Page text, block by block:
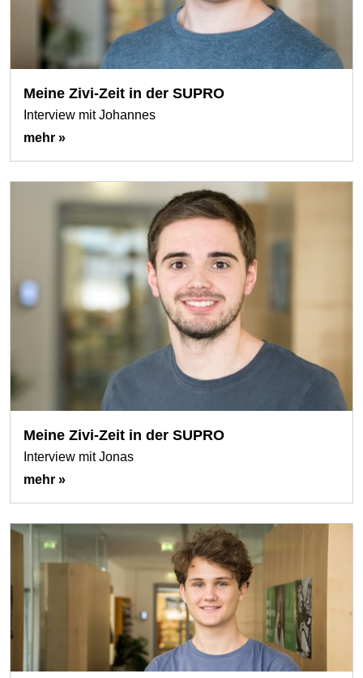
Meine Zivi-Zeit in der SUPRO
Interview mit Johannes
mehr »
Meine Zivi-Zeit in der SUPRO
Interview mit Jonas
mehr »